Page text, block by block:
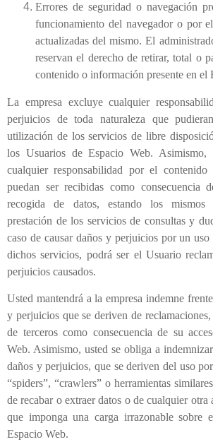
Errores de seguridad o navegación
funcionamiento del navegador o por
actualizadas del mismo. El
reservan el derecho de retirar, total o
contenido o información presente en el
La empresa excluye cualquier
perjuicios de toda naturaleza que
utilización de los servicios de libre
los Usuarios de Espacio Web. Asimismo,
cualquier responsabilidad por el
puedan ser recibidas como consecuencia
recogida de datos, estando los mismos
prestación de los servicios de consultas y
caso de causar daños y perjuicios por un
dichos servicios, podrá ser el Usuario
perjuicios causados.
Usted mantendrá a la empresa indemne
y perjuicios que se deriven de
de terceros como consecuencia de su
Web. Asimismo, usted se obliga a
daños y perjuicios, que se deriven del uso
“spiders”, “crawlers” o herramientas
de recabar o extraer datos o de cualquier otra
que imponga una carga irrazonable sobre
Espacio Web.